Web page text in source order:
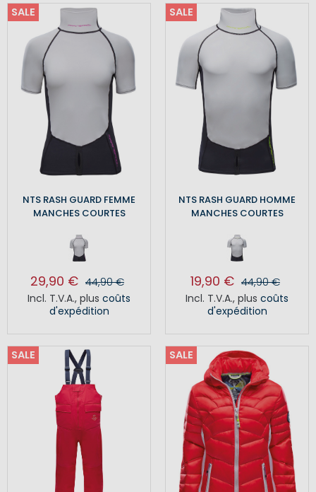
SALE
NTS RASH GUARD FEMME
MANCHES COURTES
29,90 € 44,90 €
Incl. T.V.A., plus coûts
d'expédition
SALE
NTS RASH GUARD HOMME
MANCHES COURTES
19,90 € 44,90 €
Incl. T.V.A., plus coûts
d'expédition
SALE SALE